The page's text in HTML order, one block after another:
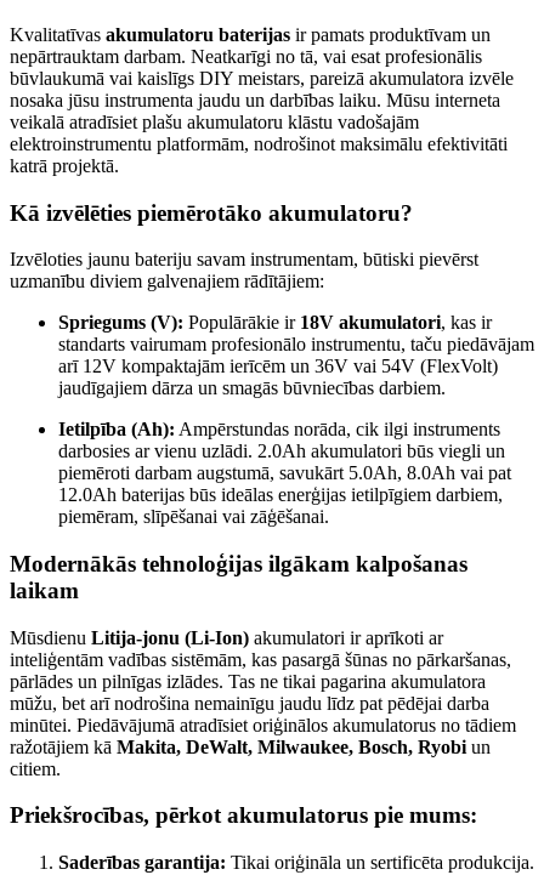
Kvalitatīvas akumulatoru baterijas ir pamats produktīvam un
nepārtrauktam darbam. Neatkarīgi no tā, vai esat profesionālis
būvlaukumā vai kaislīgs DIY meistars, pareizā akumulatora izvēle
nosaka jūsu instrumenta jaudu un darbības laiku. Mūsu interneta
veikalā atradīsiet plašu akumulatoru klāstu vadošajām
elektroinstrumentu platformām, nodrošinot maksimālu efektivitāti
katrā projektā.
Kā izvēlēties piemērotāko akumulatoru?
Izvēloties jaunu bateriju savam instrumentam, būtiski pievērst
uzmanību diviem galvenajiem rādītājiem:
Spriegums (V): Populārākie ir 18V akumulatori, kas ir
standarts vairumam profesionālo instrumentu, taču piedāvājam
arī 12V kompaktajām ierīcēm un 36V vai 54V (FlexVolt)
jaudīgajiem dārza un smagās būvniecības darbiem.
Ietilpība (Ah): Ampērstundas norāda, cik ilgi instruments
darbosies ar vienu uzlādi. 2.0Ah akumulatori būs viegli un
piemēroti darbam augstumā, savukārt 5.0Ah, 8.0Ah vai pat
12.0Ah baterijas būs ideālas enerģijas ietilpīgiem darbiem,
piemēram, slīpēšanai vai zāģēšanai.
Modernākās tehnoloģijas ilgākam kalpošanas
laikam
Mūsdienu Litija-jonu (Li-Ion) akumulatori ir aprīkoti ar
inteliģentām vadības sistēmām, kas pasargā šūnas no pārkaršanas,
pārlādes un pilnīgas izlādes. Tas ne tikai pagarina akumulatora
mūžu, bet arī nodrošina nemainīgu jaudu līdz pat pēdējai darba
minūtei. Piedāvājumā atradīsiet oriģinālos akumulatorus no tādiem
ražotājiem kā Makita, DeWalt, Milwaukee, Bosch, Ryobi un
citiem.
Priekšrocības, pērkot akumulatorus pie mums:
Saderības garantija: Tikai oriģināla un sertificēta produkcija.